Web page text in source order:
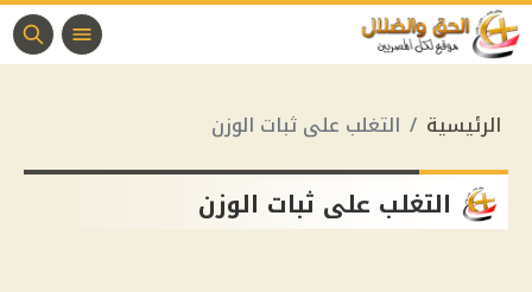
الرئيسية التغلب على ثبات الوزن
التغلب على ثبات الوزن